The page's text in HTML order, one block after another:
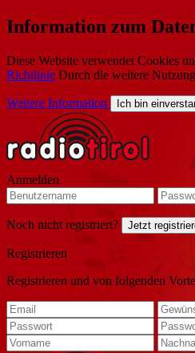
Information zum
Diese Website verwendet Cookies
Richtlinie Durch die weitere
Weitere Information Ich bin
Anmelden
Noch nicht registriert? Jetzt
Registrieren
Registrieren und von folgenden